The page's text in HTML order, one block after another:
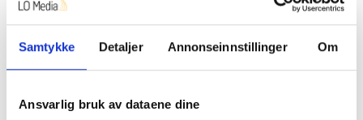
Samtykke Detaljer Annonseinnstillinger Om
Ansvarlig bruk av dataene dine
havne i samme situasjon som Venstre. Altså en
varig svekkelse over flere tiår der partiet knapt er
Historien viser at det er vanskelig å komme opp